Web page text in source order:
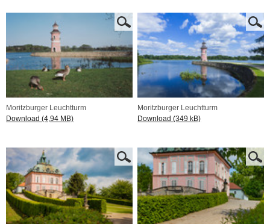
Moritzburger Leuchtturm
Download (4,94 MB)
Moritzburger Leuchtturm
Download (349 kB)